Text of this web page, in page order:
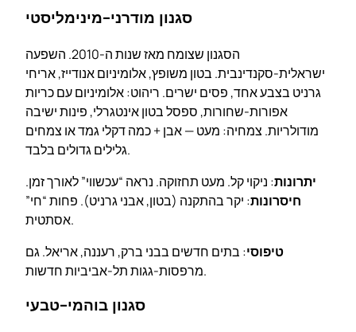
סגנון מודרני-מינימליסטי
הסגנון שצומח מאז שנות ה-2010. השפעה
ישראלית-סקנדינבית. בטון משופץ, אלומיניום אנודייז, אריחי
גרניט בצבע אחד, פסים ישרים. ריהוט: אלומיניום עם כריות
אפורות-שחורות, ספסל בטון אינטגרלי, פינות ישיבה
מודולריות. צמחיה: מעט — אבן + כמה דקלי גמד או צמחים
גלילים גדולים בלבד.
יתרונות: ניקוי קל. מעט תחזוקה. נראה “עכשווי” לאורך זמן.
חיסרונות: יקר בהתקנה (בטון, אבני גרניט). פחות “חי”
אסתטית.
טיפוסי: בתים חדשים בבני ברק, רעננה, אריאל. גם
מרפסות-גגות תל-אביביות חדשות.
סגנון בוהמי-טבעי